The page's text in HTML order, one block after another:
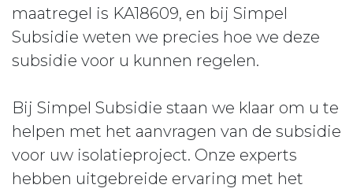
maatregel is KA18609, en bij Simpel
Subsidie weten we precies hoe we deze
subsidie voor u kunnen regelen.
Bij Simpel Subsidie staan we klaar om u te
helpen met het aanvragen van de subsidie
voor uw isolatieproject. Onze experts
hebben uitgebreide ervaring met het